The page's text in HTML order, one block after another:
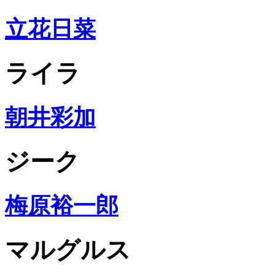
立花日菜
ライラ
朝井彩加
ジーク
梅原裕一郎
マルグルス